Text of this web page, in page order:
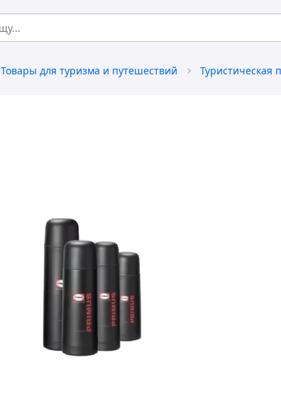
Товары для туризма и путешествий Туристическая